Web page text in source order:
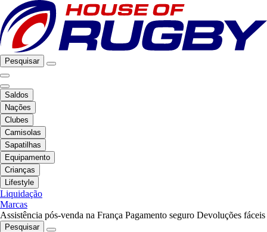
Pesquisar
Saldos
Nações
Clubes
Camisolas
Sapatilhas
Equipamento
Crianças
Lifestyle
Liquidação
Marcas
Assistência pós-venda na França Pagamento seguro Devoluções fáceis
Pesquisar